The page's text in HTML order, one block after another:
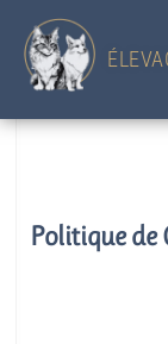
Politique